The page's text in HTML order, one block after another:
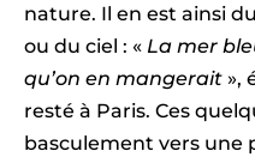
nature. Il en est ainsi
ou du ciel : « La mer
qu’on en mangerait »,
resté à Paris. Ces
basculement vers une